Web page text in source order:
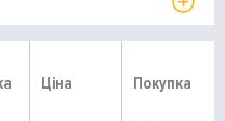
Ціна Покупка